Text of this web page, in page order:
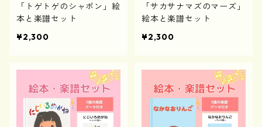
「トゲトゲのシャボン」絵
本と楽譜セット
¥2,300
「サカサナマズのマーズ」
絵本と楽譜セット
¥2,300